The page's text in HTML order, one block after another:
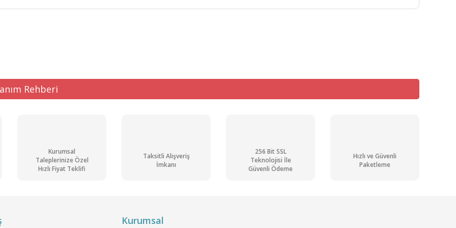
Rehberi
Kurumsal
Taleplerinize Özel
Hızlı Fiyat Teklifi
Taksitli Alışveriş
İmkanı
256 Bit SSL
Teknolojisi İle
Güvenli Ödeme
Hızlı ve Güvenli
Paketleme
Kurumsal